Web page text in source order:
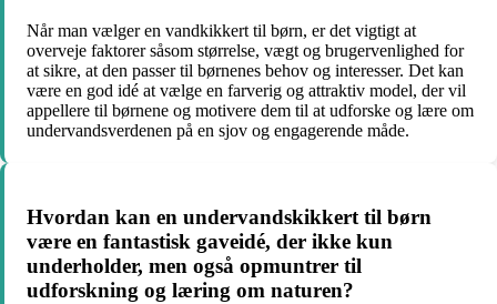
Når man vælger en vandkikkert til børn, er det vigtigt at
overveje faktorer såsom størrelse, vægt og brugervenlighed for
at sikre, at den passer til børnenes behov og interesser. Det kan
være en god idé at vælge en farverig og attraktiv model, der vil
appellere til børnene og motivere dem til at udforske og lære om
undervandsverdenen på en sjov og engagerende måde.
Hvordan kan en undervandskikkert til børn
være en fantastisk gaveidé, der ikke kun
underholder, men også opmuntrer til
udforskning og læring om naturen?